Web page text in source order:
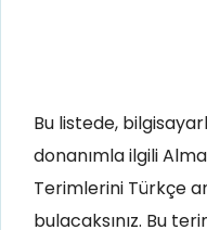
Bu listede,
donanımla ilgili
Terimlerini Türkçe
bulacaksınız. Bu